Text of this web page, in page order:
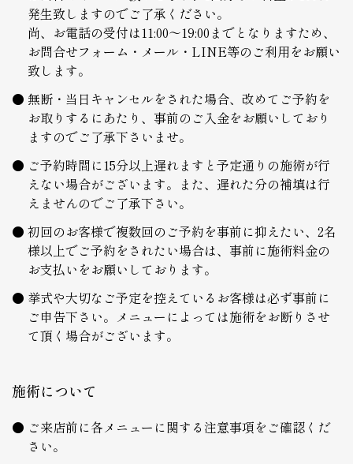
発生致しますのでご了承ください。
尚、お電話の受付は11:00～19:00までとなりますため、
お問合せフォーム・メール・LINE等のご利用をお願い
致します。
無断・当日キャンセルをされた場合、改めてご予約を
お取りするにあたり、事前のご入金をお願いしており
ますのでご了承下さいませ。
ご予約時間に15分以上遅れますと予定通りの施術が行
えない場合がございます。また、遅れた分の補填は行
えませんのでご了承下さい。
初回のお客様で複数回のご予約を事前に抑えたい、2名
様以上でご予約をされたい場合は、事前に施術料金の
お支払いをお願いしております。
挙式や大切なご予定を控えているお客様は必ず事前に
ご申告下さい。メニューによっては施術をお断りさせ
て頂く場合がございます。
施術について
ご来店前に各メニューに関する注意事項をご確認くだ
さい。